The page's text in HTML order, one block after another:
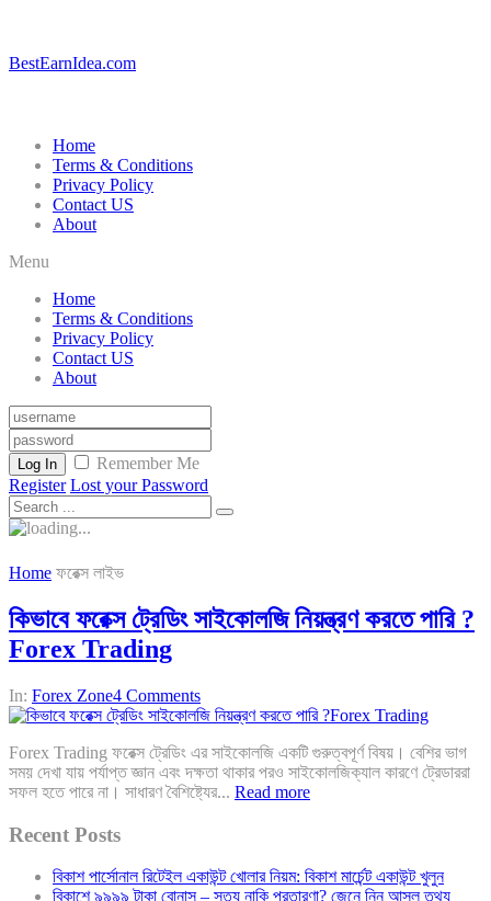
BestEarnIdea.com
Home
Terms & Conditions
Privacy Policy
Contact US
About
Menu
Home
Terms & Conditions
Privacy Policy
Contact US
About
Log In
Remember Me
Register Lost your Password
Home ফরেক্স লাইভ
কিভাবে ফরেক্স ট্রেডিং সাইকোলজি নিয়ন্ত্রণ করতে পারি ?
Forex Trading
In: Forex Zone4 Comments
Forex Trading ফরেক্স ট্রেডিং এর সাইকোলজি একটি গুরুত্বপূর্ণ বিষয়। বেশির ভাগ
সময় দেখা যায় পর্যাপ্ত জ্ঞান এবং দক্ষতা থাকার পরও সাইকোলজিক্যাল কারণে ট্রেডাররা
সফল হতে পারে না। সাধারণ বৈশিষ্ট্যের... Read more
Recent Posts
বিকাশ পার্সোনাল রিটেইল একাউন্ট খোলার নিয়ম: বিকাশ মার্চেন্ট একাউন্ট খুলুন
বিকাশে ৯৯৯৯ টাকা বোনাস – সত্য নাকি প্রতারণা? জেনে নিন আসল তথ্য